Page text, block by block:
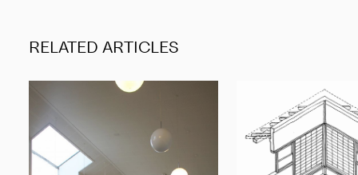
RELATED ARTICLES